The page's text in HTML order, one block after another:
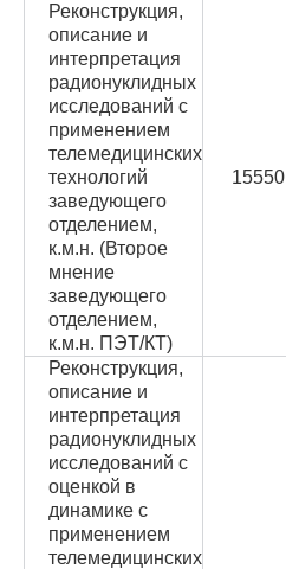
Реконструкция,
описание и
интерпретация
радионуклидных
исследований с
применением
телемедицинских
технологий
заведующего
отделением,
к.м.н. (Второе
мнение
заведующего
отделением,
к.м.н. ПЭТ/КТ)
15550
Реконструкция,
описание и
интерпретация
радионуклидных
исследований с
оценкой в
динамике с
применением
телемедицинских